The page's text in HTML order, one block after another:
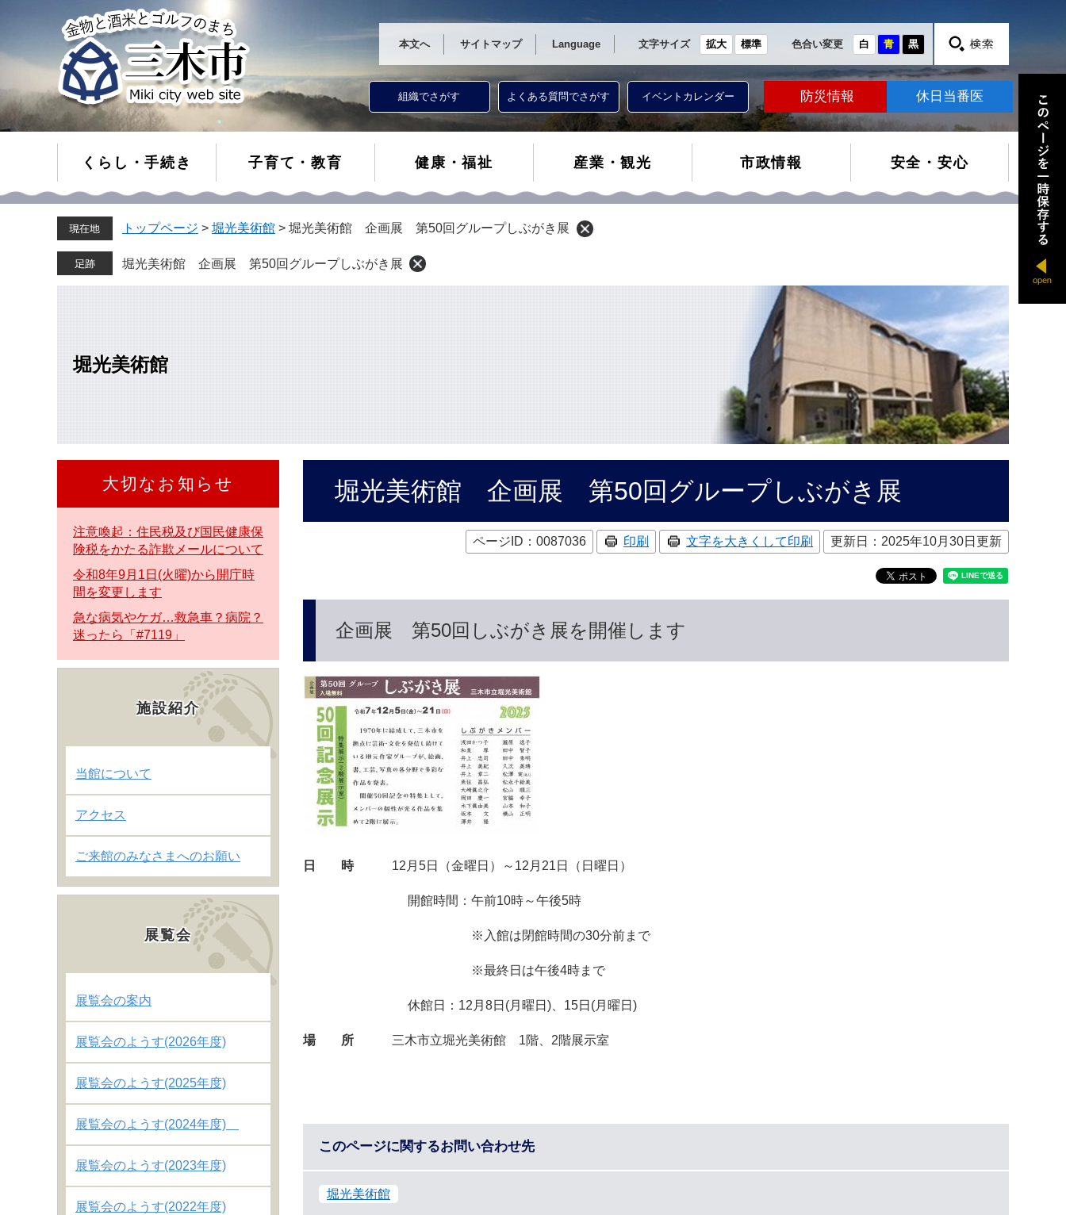
本文へ サイトマップ Language 文字サイズ 拡大 標準 色合い変更 白 青 黒
組織でさがす よくある質問でさがす イベントカレンダー 防災情報 休日当番医
くらし・手続き 子育て・教育 健康・福祉 産業・観光 市政情報 安全・安心
トップページ > 堀光美術館 > 堀光美術館 企画展 第50回グループしぶがき展
堀光美術館 企画展 第50回グループしぶがき展
堀光美術館
堀光美術館 企画展 第50回グループしぶがき展
ページID：0087036 印刷 文字を大きくして印刷 更新日：2025年10月30日更新
企画展 第50回しぶがき展を開催します
日 時12月5日（金曜日）～12月21日（日曜日）
開館時間：午前10時～午後5時
※入館は閉館時間の30分前まで
※最終日は午後4時まで
休館日：12月8日(月曜日)、15日(月曜日)
場 所 三木市立堀光美術館 1階、2階展示室
このページに関するお問い合わせ先
堀光美術館
大切なお知らせ
注意喚起：住民税及び国民健康保
険税をかたる詐欺メールについて
令和8年9月1日(火曜)から開庁時
間を変更します
急な病気やケガ…救急車？病院？
迷ったら「#7119」
施設紹介
当館について
アクセス
ご来館のみなさまへのお願い
展覧会
展覧会の案内
展覧会のようす(2026年度)
展覧会のようす(2025年度)
展覧会のようす(2024年度)
展覧会のようす(2023年度)
展覧会のようす(2022年度)